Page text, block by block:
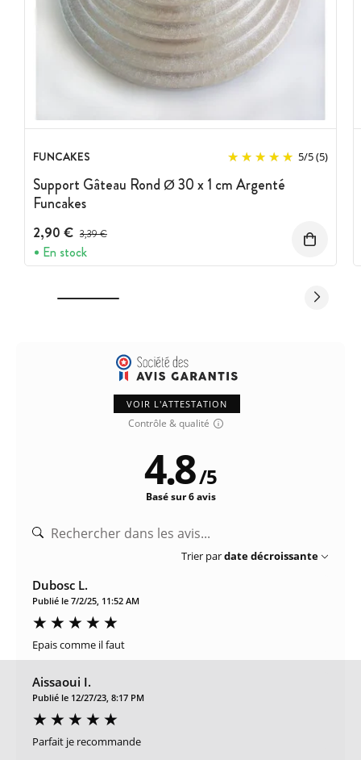
FUNCAKES 5/5(5)
Support Gâteau Rond Ø 30 x 1 cm Argenté
Funcakes
2,90 € Prix avant réduction :
3,39 €
En stock
VOIR L'ATTESTATION
Contrôle & qualité
4.8/5
Basé sur 6 avis
Trier pardate décroissante
Dubosc L.
Publié le 7/2/25, 11:52 AM
Epais comme il faut
Aissaoui I.
Publié le 12/27/23, 8:17 PM
Parfait je recommande